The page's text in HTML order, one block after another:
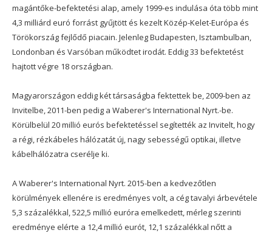
magántőke-befektetési alap, amely 1999-es indulása óta több mint
4,3 milliárd euró forrást gyűjtött és kezelt Közép-Kelet-Európa és
Törökország fejlődő piacain. Jelenleg Budapesten, Isztambulban,
Londonban és Varsóban működtet irodát. Eddig 33 befektetést
hajtott végre 18 országban.
Magyarországon eddig két társaságba fektettek be, 2009-ben az
Invitelbe, 2011-ben pedig a Waberer's International Nyrt.-be.
Körülbelül 20 millió eurós befektetéssel segítették az Invitelt, hogy
a régi, rézkábeles hálózatát új, nagy sebességű optikai, illetve
kábelhálózatra cserélje ki.
A Waberer's International Nyrt. 2015-ben a kedvezőtlen
körülmények ellenére is eredményes volt, a cég tavalyi árbevétele
5,3 százalékkal, 522,5 millió euróra emelkedett, mérleg szerinti
eredménye elérte a 12,4 millió eurót, 12,1 százalékkal nőtt a